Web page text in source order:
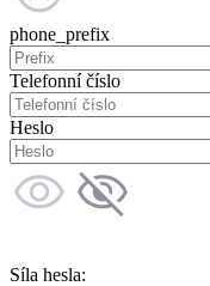
phone_prefix
Telefonní číslo
Heslo
Síla hesla: